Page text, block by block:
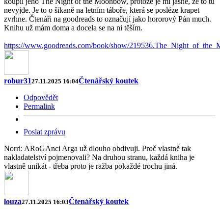
nevyjde. Je to o šikaně na letním táboře, která se posléze krapet
zvrhne. Čtenáři na goodreads to označují jako hororový Pán much.
Knihu už mám doma a docela se na ni těším.
https://www.goodreads.com/book/show/
robur3127.11.2025 16:04Čtenářský koutek
Odpovědět
Permalink
Poslat zprávu
Norri: ARoGAnci Arga už dlouho obdivuji. Proč vlastně tak
nakladatelství pojmenovali? Na druhou stranu, každá kniha je
vlastně unikát - třeba proto je ražba pokaždé trochu jiná.
louza27.11.2025 16:03Čtenářský koutek